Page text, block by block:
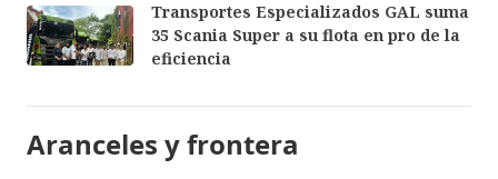
Transportes Especializados GAL suma
35 Scania Super a su flota en pro de la
eficiencia
Aranceles y frontera